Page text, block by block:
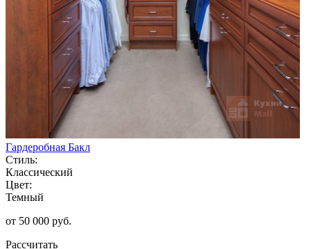
Гардеробная Бакл
Стиль:
Классический
Цвет:
Темный
от 50 000 руб.
Рассчитать